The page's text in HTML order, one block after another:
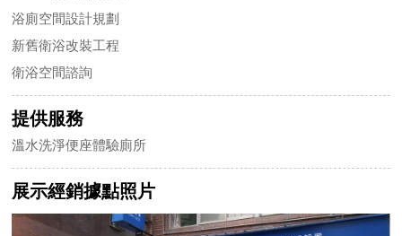
浴廁空間設計規劃
新舊衛浴改裝工程
衛浴空間諮詢
提供服務
溫水洗淨便座體驗廁所
展示經銷據點照片